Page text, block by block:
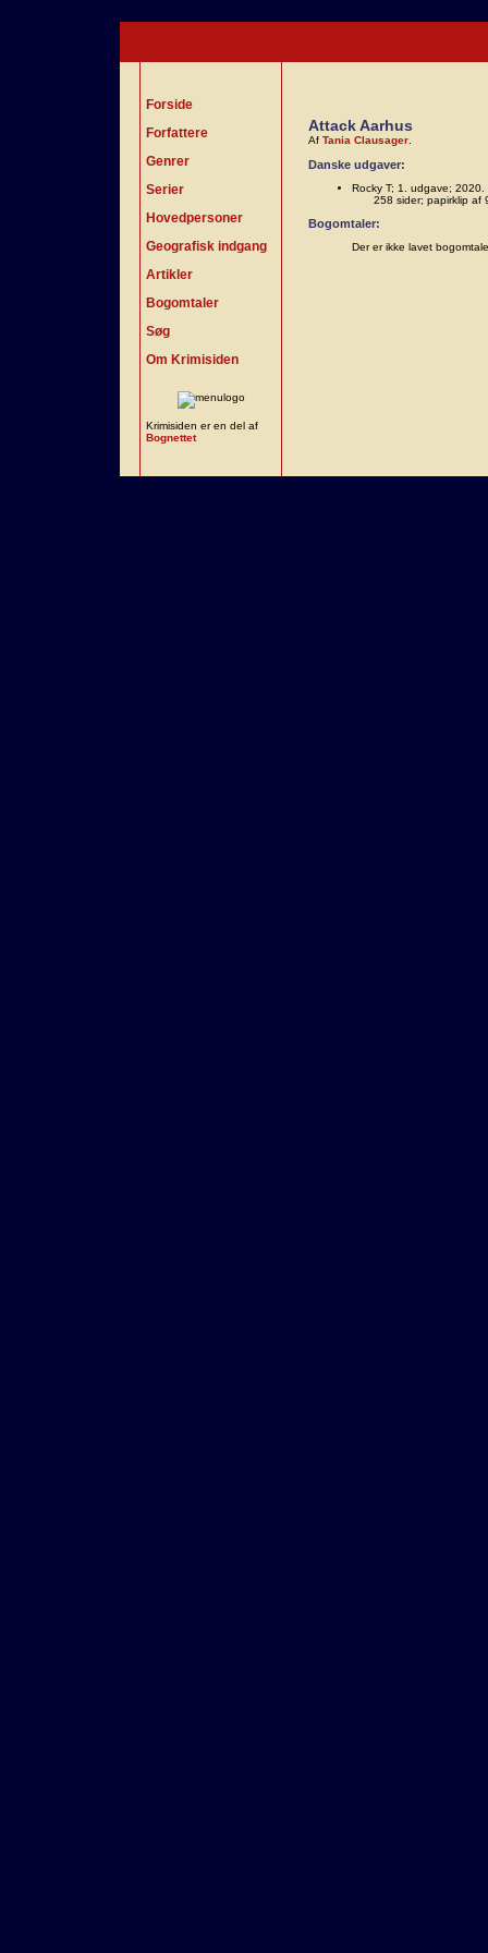
Forside
Forfattere
Genrer
Serier
Hovedpersoner
Geografisk indgang
Artikler
Bogomtaler
Søg
Om Krimisiden
Krimisiden er en del af
Bognettet
Attack Aarhus
Af Tania Clausager
Danske udgaver:
Rocky T; 1. udgave; 2020.
258 sider; papirklip af
Bogomtaler:
Der er ikke lavet